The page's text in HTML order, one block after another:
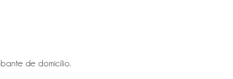
de domicilio.